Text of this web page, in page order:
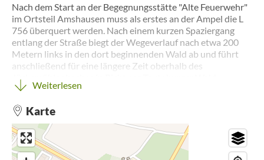
Nach dem Start an der Begegnungsstätte "Alte Feuerwehr"
im Ortsteil Amshausen muss als erstes an der Ampel die L
756 überquert werden. Nach einem kurzen Spaziergang
entlang der Straße biegt der Wegeverlauf nach etwa 200
Metern links in den dort beginnenden Wald ab und führt
anschließend für eine längere Zeit oberhalb des
Jückemühlenbaches in Richtung Teutoburger Wald.
Wenn man bei der nachfolgenden Abzweigung nach rechts
nicht unmittelbar dem Wegeverlauf folgt, sondern
stattdessen noch dem Patt für etwa 50 Meter folgt, gelangt
man an den sehenswerten Zusammenfluss von
Jückemühlenbach und Schierenbeeke, die namensgebend
für den Wanderweg ist.
Weiterlesen
Karte